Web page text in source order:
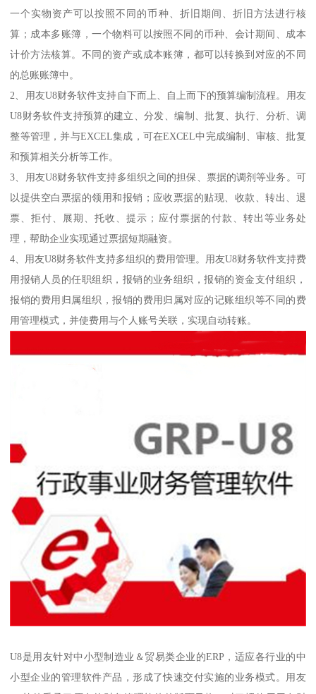
一个实物资产可以按照不同的币种、折旧期间、折旧方法进行核
算；成本多账簿，一个物料可以按照不同的币种、会计期间、成本
计价方法核算。不同的资产或成本账簿，都可以转换到对应的不同
的总账账簿中。
2、用友U8财务软件支持自下而上、自上而下的预算编制流程。用友
U8财务软件支持预算的建立、分发、编制、批复、执行、分析、调
整等管理，并与EXCEL集成，可在EXCEL中完成编制、审核、批复
和预算相关分析等工作。
3、用友U8财务软件支持多组织之间的担保、票据的调剂等业务。可
以提供空白票据的领用和报销；应收票据的贴现、收款、转出、退
票、拒付、展期、托收、提示；应付票据的付款、转出等业务处
理，帮助企业实现通过票据短期融资。
4、用友U8财务软件支持多组织的费用管理。用友U8财务软件支持费
用报销人员的任职组织，报销的业务组织，报销的资金支付组织，
报销的费用归属组织，报销的费用归属对应的记账组织等不同的费
用管理模式，并使费用与个人账号关联，实现自动转账。
U8是用友针对中小型制造业＆贸易类企业的ERP，适应各行业的中
小型企业的管理软件产品，形成了快速交付实施的业务模式。用友